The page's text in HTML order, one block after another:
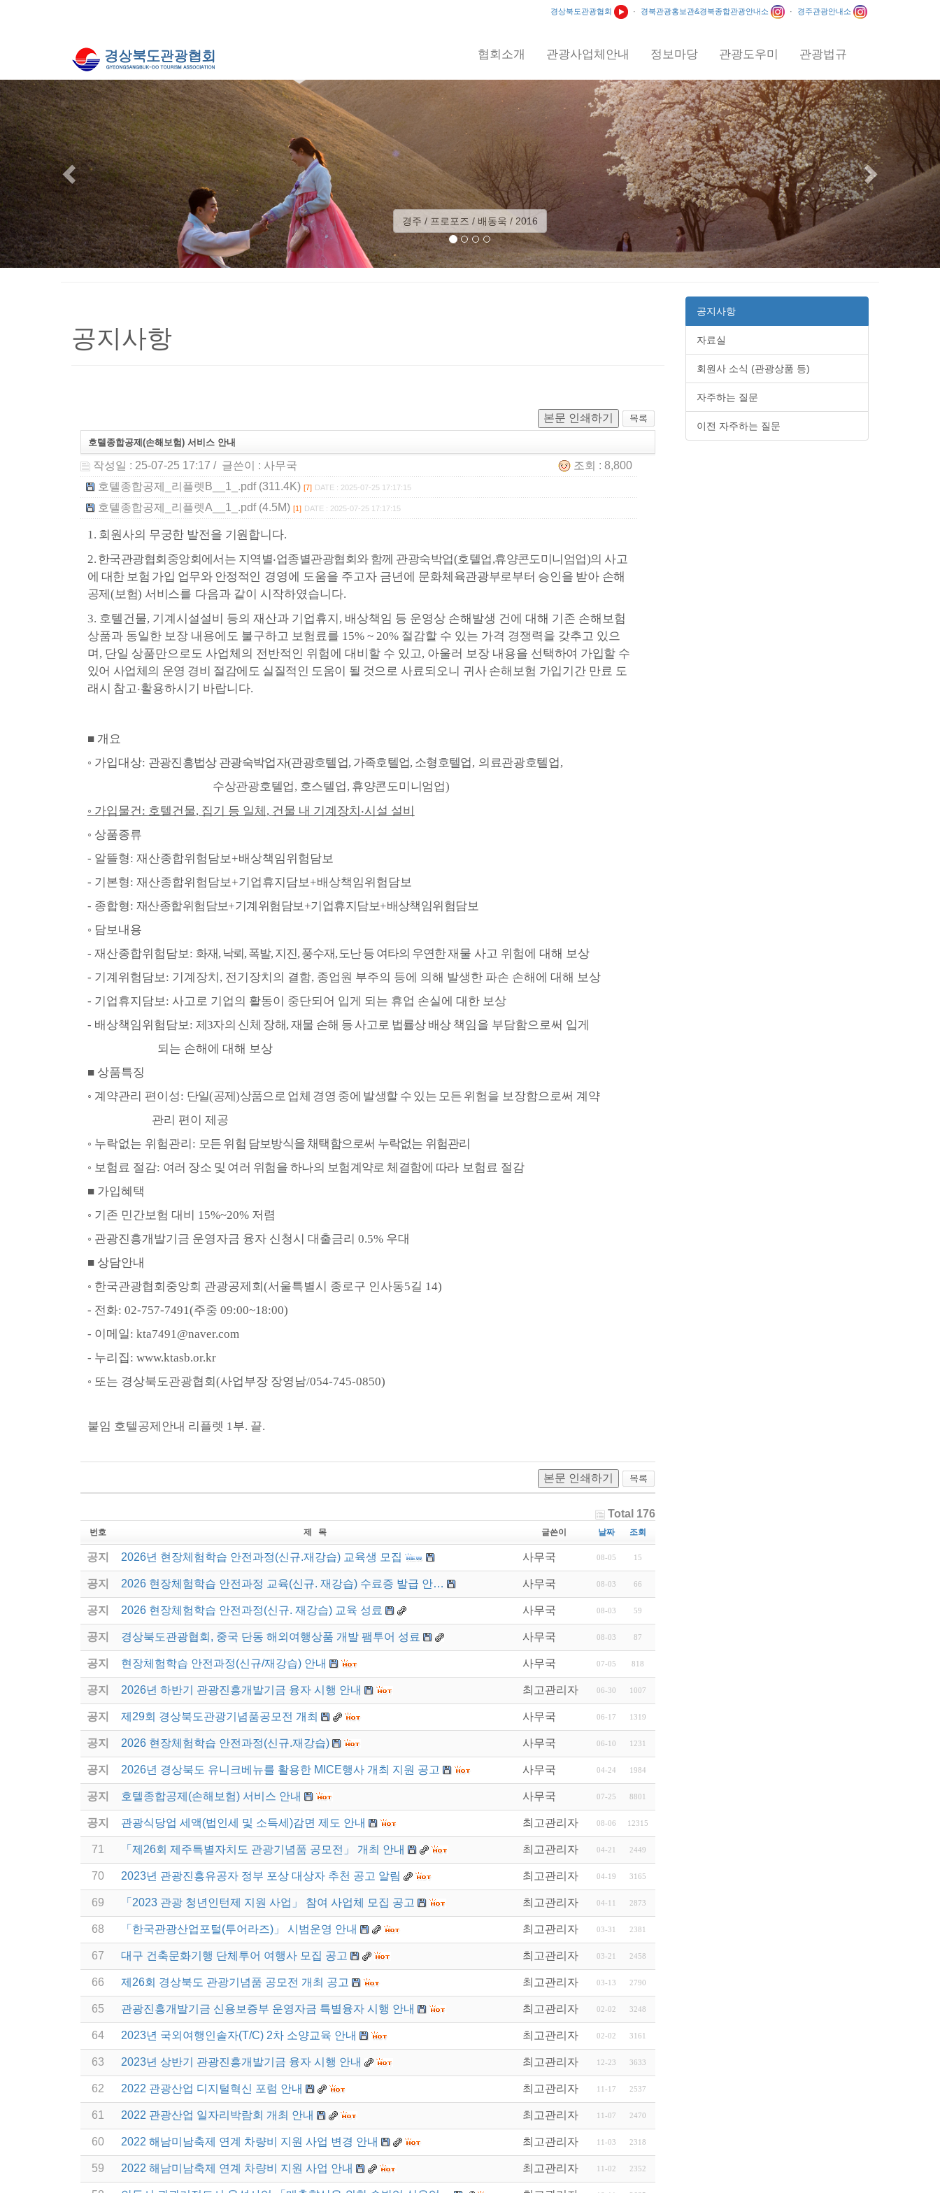
경상북도관광협회 · 경북관광홍보관&경북종합관광안내소 · 경주관광안내소
협회소개 관광사업체안내 정보마당 관광도우미 관광법규
예천 / 회룡포 일출 / 이상익 / 2012
Previous Next
공지사항
본문 인쇄하기
호텔종합공제(손해보험) 서비스 안내
작성일 : 25-07-25 17:17 / 글쓴이 : 사무국
조회 : 8,800
호텔종합공제_리플렛B__1_.pdf (311.4K) [7] DATE : 2025-07-25 17:17:15
호텔종합공제_리플렛A__1_.pdf (4.5M) [1] DATE : 2025-07-25 17:17:15
1. 회원사의 무궁한 발전을 기원합니다.
2. 한국관광협회중앙회에서는 지역별‧업종별관광협회와 함께 관광숙박업(호텔업,휴양콘도미니엄업)의 사고
에 대한 보험 가입 업무와 안정적인 경영에 도움을 주고자 금년에 문화체육관광부로부터 승인을 받아 손해
공제( 보험) 서비스를 다음과 같이 시작하였습니다.
3. 호텔건물, 기계시설설비 등의 재산과 기업휴지 , 배상책임 등 운영상 손해발생 건에 대해 기존 손해보험
상품과 동일한 보장 내용에도 불구하고 보험료를 15% ~ 20% 절감할 수 있는 가격 경쟁력을 갖추고 있으
며 , 단일 상품만으로도 사업체의 전반적인 위험에 대비할 수 있고, 아울러 보장 내용을 선택하여 가입할 수
있어 사업체의 운영 경비 절감에도 실질적인 도움이 될 것으로 사료되오니 귀사 손해보험 가입기간 만료 도
래시 참고‧활용하시기 바랍니다.
■ 개요
◦ 가입대상: 관광진흥법상 관광숙박업자(관광호텔업, 가족호텔업, 소형호텔업, 의료관광호텔업,
수상관광호텔업, 호스텔업, 휴양콘도미니엄업)
◦ 가입물건 : 호텔건물, 집기 등 일체 , 건물 내 기계장치 ‧시설 설비
◦ 상품종류
- 알뜰형: 재산종합위험담보 +배상책임위험담보
- 기본형: 재산종합위험담보 +기업휴지담보 +배상책임위험담보
- 종합형: 재산종합위험담보+기계위험담보 +기업휴지담보+배상책임위험담보
◦ 담보내용
- 재산종합위험담보 : 화재, 낙뢰, 폭발, 지진, 풍수재, 도난 등 여타의 우연한재물 사고 위험에 대해 보상
- 기계위험담보 : 기계장치 , 전기장치의 결함, 종업원 부주의 등에 의해 발생한 파손 손해에 대해 보상
- 기업휴지담보 : 사고로 기업의 활동이 중단되어 입게 되는 휴업 손실에 대한 보상
- 배상책임위험담보 : 제3자의 신체 장해, 재물 손해 등 사고로 법률상 배상 책임을 부담함으로써 입게
되는 손해에 대해 보상
■ 상품특징
◦ 계약관리 편이성: 단일(공제)상품으로 업체 경영 중에 발생할 수 있는 모든 위험을 보장함으로써 계약
관리 편이 제공
◦ 누락없는 위험관리 : 모든 위험 담보방식을 채택함으로써 누락없는 위험관리
◦ 보험료 절감: 여러 장소 및 여러 위험을 하나의 보험계약로 체결함에 따라 보험료 절감
■ 가입혜택
◦ 기존 민간보험 대비 15%~20% 저렴
◦ 관광진흥개발기금 운영자금 융자 신청시 대출금리 0.5% 우대
■ 상담안내
◦ 한국관광협회중앙회 관광공제회(서울특별시 종로구 인사동5길 14)
- 전화: 02-757-7491(주중 09:00~18:00)
- 이메일 : kta7491@naver.com
- 누리집: www.ktasb.or.kr
◦ 또는 경상북도관광협회(사업부장 장영남/054-745-0850)
붙임 호텔공제안내 리플렛 1 부. 끝.
본문 인쇄하기
Total 176
번호 제 목 글쓴이 날짜 조회
공지 2026년 현장체험학습 안전과정(신규.재강습) 교육생 모집 사무국 08-05 15
공지 2026 현장체험학습 안전과정 교육(신규. 재강습) 수료증 발급 안… 사무국 08-03 66
공지 2026 현장체험학습 안전과정(신규. 재강습) 교육 성료 사무국 08-03 59
공지 경상북도관광협회, 중국 단동 해외여행상품 개발 팸투어 성료 사무국 08-03 87
공지 현장체험학습 안전과정(신규/재강습) 안내 사무국 07-05 818
공지 2026년 하반기 관광진흥개발기금 융자 시행 안내 최고관리자 06-30 1007
공지 제29회 경상북도관광기념품공모전 개최 사무국 06-17 1319
공지 2026 현장체험학습 안전과정(신규.재강습) 사무국 06-10 1231
공지 2026년 경상북도 유니크베뉴를 활용한 MICE행사 개최 지원 공고 사무국 04-24 1984
공지 호텔종합공제(손해보험) 서비스 안내 사무국 07-25 8801
공지 관광식당업 세액(법인세 및 소득세)감면 제도 안내 최고관리자 08-06 12315
71 「제26회 제주특별자치도 관광기념품 공모전」 개최 안내 최고관리자 04-21 2449
70 2023년 관광진흥유공자 정부 포상 대상자 추천 공고 알림 최고관리자 04-19 3165
69 「2023 관광 청년인턴제 지원 사업」 참여 사업체 모집 공고 최고관리자 04-11 2873
68 「한국관광산업포털(투어라즈)」 시범운영 안내 최고관리자 03-31 2381
67 대구 건축문화기행 단체투어 여행사 모집 공고 최고관리자 03-21 2458
66 제26회 경상북도 관광기념품 공모전 개최 공고 최고관리자 03-13 2790
65 관광진흥개발기금 신용보증부 운영자금 특별융자 시행 안내 최고관리자 02-02 3248
64 2023년 국외여행인솔자(T/C) 2차 소양교육 안내 최고관리자 02-02 3161
63 2023년 상반기 관광진흥개발기금 융자 시행 안내 최고관리자 12-23 3633
62 2022 관광산업 디지털혁신 포럼 안내 최고관리자 11-17 2537
61 2022 관광산업 일자리박람회 개최 안내 최고관리자 11-07 2470
60 2022 해남미남축제 연계 차량비 지원 사업 변경 안내 최고관리자 11-03 2318
59 2022 해남미남축제 연계 차량비 지원 사업 안내 최고관리자 11-02 2352
공지사항
자료실
회원사 소식 (관광상품 등)
자주하는 질문
이전 자주하는 질문